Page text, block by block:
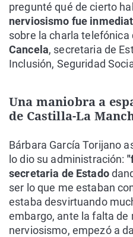
pregunté qué de cierto
nerviosismo fue
sobre la charla telefónica
Cancela, secretaria de
Inclusión, Seguridad
Una maniobra a
de Castilla-La
Bárbara García Torijano
lo dio su administración:
secretaria de Estado
ser lo que me estaban
estaba desvirtuando
embargo, ante la falta de
nerviosismo, empezó a